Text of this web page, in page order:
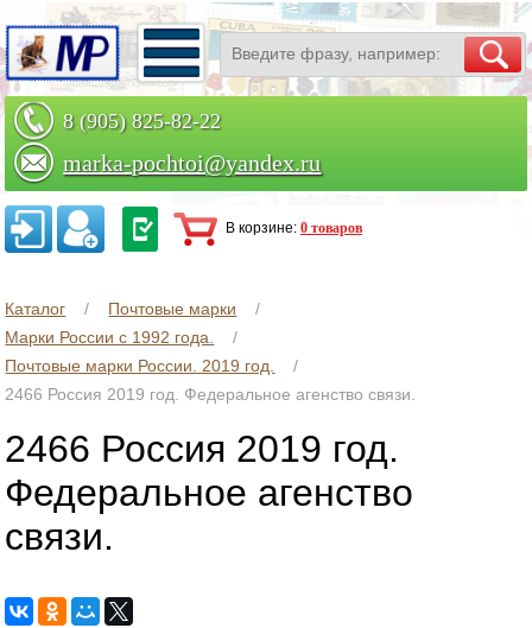
8 (905) 825-82-22
marka-pochtoi@yandex.ru
Заказать по телефону
В корзине: 0 товаров
Каталог
Почтовые марки
Марки России с 1992 года.
Почтовые марки России. 2019 год.
2466 Россия 2019 год. Федеральное агенство связи.
2466 Россия 2019 год.
Федеральное агенство
связи.